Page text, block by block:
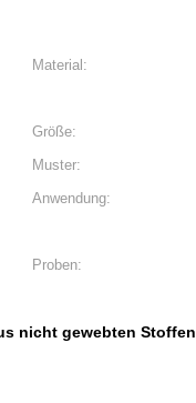
Material:
Größe:
Muster:
Anwendung:
Proben:
nicht gewebten Stoffen